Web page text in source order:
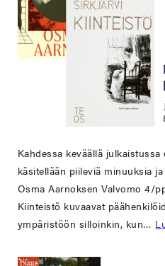
Kahdessa keväällä
käsitellään piileviä minuuksia
Osma Aarnoksen Valvomo 4/
Kiinteistö kuvaavat
ympäristöön silloinkin, kun…